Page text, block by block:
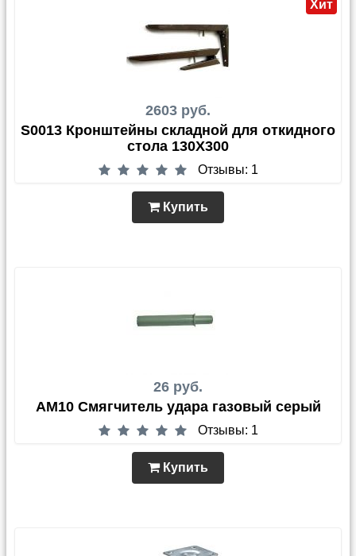
2603 руб.
Хит
S0013 Кронштейны складной для откидного
стола 130Х300
Отзывы: 1
Купить
26 руб.
AM10 Смягчитель удара газовый серый
Отзывы: 1
Купить